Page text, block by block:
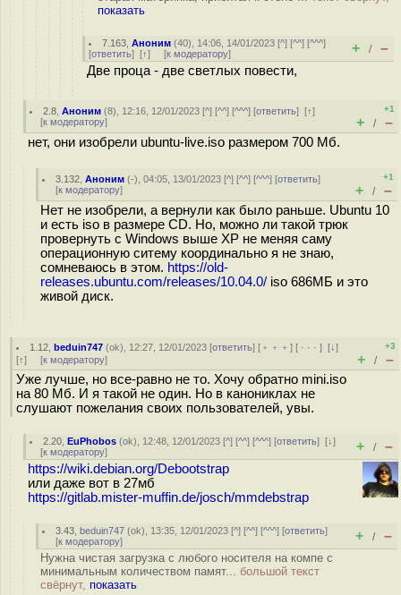
показать
7.163 ,Аноним (40), 14:06, 14/01/2023 [^] [^^] [^^^]
[ответить] [↑] [к модератору] + / –
Две проца - две светлых повести,
2.8 ,Аноним (8), 12:16, 12/01/2023 [^] [^^] [^^^] [ответить][↑]
[к модератору]
+1
+ / –
нет, они изобрели ubuntu-live.iso размером 700 Мб.
3.132 ,Аноним (-), 04:05, 13/01/2023 [^] [^^] [^^^] [ответить]
[к модератору]
+1
+ / –
Нет не изобрели, а вернули как было раньше. Ubuntu 10
и есть iso в размере CD. Но, можно ли такой трюк
провернуть с Windows выше XP не меняя саму
операционную ситему координально я не знаю,
сомневаюсь в этом. https://old-
releases.ubuntu.com/releases/10.04.0/ iso 686МБ и это
живой диск.
1.12 ,beduin747 (ok), 12:27, 12/01/2023 [ответить] [ ﹢﹢﹢] [ · · ·][↓]
[↑] [к модератору]
+3
+ / –
Уже лучше, но все-равно не то. Хочу обратно mini.iso
на 80 Мб. И я такой не один. Но в канониклах не
слушают пожелания своих пользователей, увы.
2.20 ,EuPhobos (ok), 12:48, 12/01/2023 [^] [^^] [^^^] [ответить][↓]
[к модератору] + / –
https://wiki.debian.org/Debootstrap
или даже вот в 27мб
https://gitlab.mister-muffin.de/josch/mmdebstrap
3.43 ,beduin747 (ok), 13:35, 12/01/2023 [^] [^^] [^^^] [ответить]
[к модератору] + / –
Нужна чистая загрузка с любого носителя на компе с
минимальным количеством памят... большой текст
свёрнут, показать